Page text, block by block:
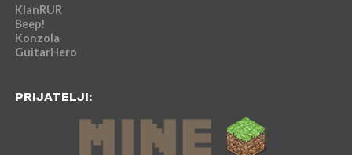
KlanRUR
Beep!
Konzola
GuitarHero
PRIJATELJI: